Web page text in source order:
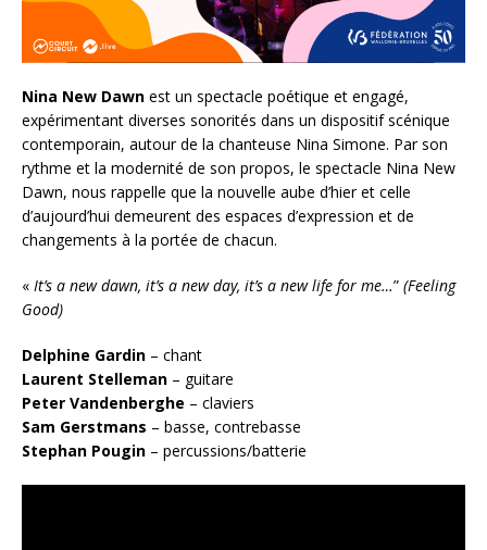
Nina New Dawn est un spectacle poétique et engagé,
expérimentant diverses sonorités dans un dispositif scénique
contemporain, autour de la chanteuse Nina Simone. Par son
rythme et la modernité de son propos, le spectacle Nina New
Dawn, nous rappelle que la nouvelle aube d’hier et celle
d’aujourd’hui demeurent des espaces d’expression et de
changements à la portée de chacun.
« It’s a new dawn, it’s a new day, it’s a new life for me…” (Feeling
Good)
Delphine Gardin – chant
Laurent Stelleman – guitare
Peter Vandenberghe – claviers
Sam Gerstmans – basse, contrebasse
Stephan Pougin – percussions/batterie